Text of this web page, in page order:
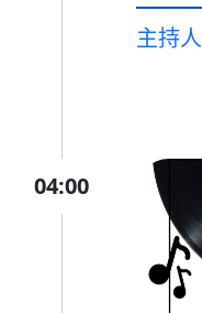
主持人
04:00